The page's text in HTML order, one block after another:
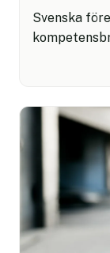
Svenska
Switch to
ger
lyckas